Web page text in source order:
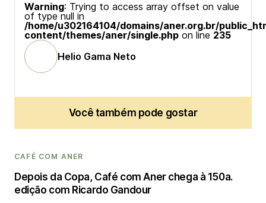
Warning: Trying to access array offset on value
of type null in
/home/u302164104/domains/aner.org.br/
content/themes/aner/single.php on line 235
Helio Gama Neto
Você também pode gostar
CAFÉ COM ANER
Depois da Copa, Café com Aner chega à 150a.
edição com Ricardo Gandour